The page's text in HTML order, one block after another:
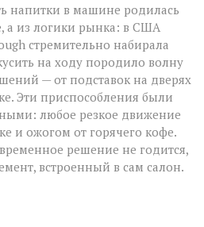
напитки в машине родилась
а из логики рынка: в США
стремительно набирала
на ходу породило волну
— от подставок на дверях
Эти приспособления были
любое резкое движение
и ожогом от горячего кофе.
решение не годится,
встроенный в сам салон.